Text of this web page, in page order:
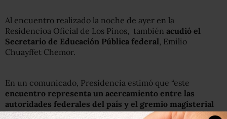
Al encuentro realizado la noche de ayer en la
Residencioa Oficial de Los Pinos, también acudió el
Secretario de Educación Pública federal, Emilio
Chuayffet Chemor.
En un comunicado, Presidencia estimó que “este
encuentro representa un acercamiento entre las
autoridades federales del país y el gremio magisterial
en el marco de la formulación del Plan Nacional de